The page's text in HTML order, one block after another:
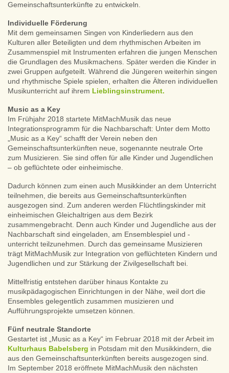
Gemeinschaftsunterkünfte zu entwickeln.
Individuelle Förderung
Mit dem gemeinsamen Singen von Kinderliedern aus den
Kulturen aller Beteiligten und dem rhythmischen Arbeiten im
Zusammenspiel mit Instrumenten erfahren die jungen Menschen
die Grundlagen des Musikmachens. Später werden die Kinder in
zwei Gruppen aufgeteilt. Während die Jüngeren weiterhin singen
und rhythmische Spiele spielen, erhalten die Älteren individuellen
Musikunterricht auf ihrem Lieblingsinstrument.
Music as a Key
Im Frühjahr 2018 startete MitMachMusik das neue
Integrationsprogramm für die Nachbarschaft: Unter dem Motto
„Music as a Key“ schafft der Verein neben den
Gemeinschaftsunterkünften neue, sogenannte neutrale Orte
zum Musizieren. Sie sind offen für alle Kinder und Jugendlichen
– ob geflüchtete oder einheimische.
Dadurch können zum einen auch Musikkinder an dem Unterricht
teilnehmen, die bereits aus Gemeinschaftsunterkünften
ausgezogen sind. Zum anderen werden Flüchtlingskinder mit
einheimischen Gleichaltrigen aus dem Bezirk
zusammengebracht. Denn auch Kinder und Jugendliche aus der
Nachbarschaft sind eingeladen, am Ensemblespiel und -
unterricht teilzunehmen. Durch das gemeinsame Musizieren
trägt MitMachMusik zur Integration von geflüchteten Kindern und
Jugendlichen und zur Stärkung der Zivilgesellschaft bei.
Mittelfristig entstehen darüber hinaus Kontakte zu
musikpädagogischen Einrichtungen in der Nähe, weil dort die
Ensembles gelegentlich zusammen musizieren und
Aufführungsprojekte umsetzen können.
Fünf neutrale Standorte
Gestartet ist „Music as a Key“ im Februar 2018 mit der Arbeit im
Kulturhaus Babelsberg in Potsdam mit den Musikkindern, die
aus den Gemeinschaftsunterkünften bereits ausgezogen sind.
Im September 2018 eröffnete MitMachMusik den nächsten